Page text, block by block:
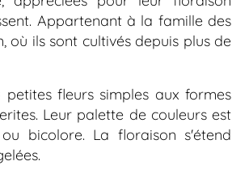
Appartenant à la famille des
où ils sont cultivés depuis plus de
fleurs simples aux formes
Leur palette de couleurs est
bicolore. La floraison s'étend